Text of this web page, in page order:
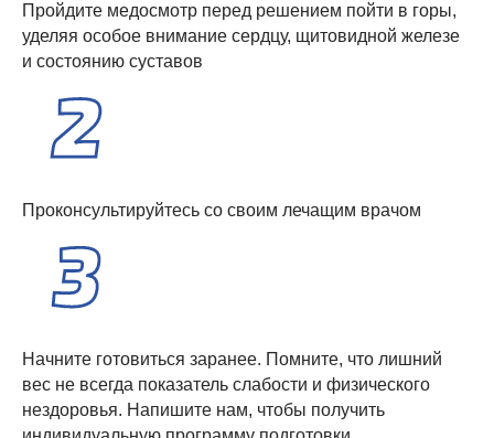
Пройдите медосмотр перед решением пойти в горы,
уделяя особое внимание сердцу, щитовидной железе
и состоянию суставов
Проконсультируйтесь со своим лечащим врачом
Начните готовиться заранее. Помните, что лишний
вес не всегда показатель слабости и физического
нездоровья. Напишите нам, чтобы получить